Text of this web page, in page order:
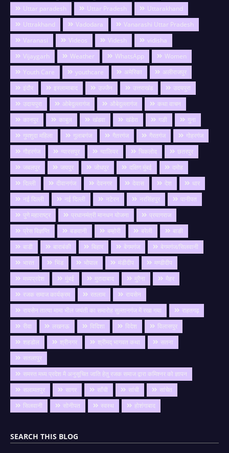
Uttar paradesh
Uttar Pradesh
Uttarakhand
Uttrakhand
Vadodara
Vanarashi Uttar Pradesh
Varanasi
Videos Videsh
vidisha
Vijaygarh
Weather WhatsApp
Women
Youth Care
youthcare अमेरिका
अलीराजपुर
इंदौर
इस्लामाबाद उज्जैन उत्तराखंड
उदयपुरा
उदायपुरा
ओबेदुल्लागंज औबेदुल्लागंज
कथा वाचन
कानपुर
काबुल खंडवा खंडेरा गङी
गुना
गुमशुदा महिला
गुलाबगंज गैतरगंज गैरतगंज
गोहरगंज
गौहरगंज
ग्यारसपुर ग्वालियर चिकलोद
छतरपुर
जबलपुर
जयपुर जोधपुर दक्षिण मुंबई
दमोह
दिल्ली
दीवानगंज देवनगर देवास देश
धार
नई दिल्ली
नई दिल्ली नटेरन नरसिंहपुर
पानीपत
पुणे महाराष्ट्र
प्रधानमंत्री मानधन योजना
प्रयागराज
प्रेस विज्ञप्ति
बङवानी बम्होरी बरेली
बाङी
बाडी
बाराबंकी बिहार बेगमगंज
बेगमगंज/सिलवानी
भारत
भिंड भोपाल मंडीदीप
मण्डीदीप
मध्यप्रदेश
मुंबई मुरादाबाद मुरैना
मैहर
रजक समाज कार्यक्रम
रतलाम
रायसेन
रायसेन तात्या मामा भील जयंती का समारोह सुल्तानगंज में रखा गया
राहतगढ़
रीवा
लखनऊ विदिशा विदेश
विलासपुर
शहडोल
श्रीनगर श्रीमद् भागवत कथा
सतना
सतलापुर
समस्त मध्य प्रदेश मै अनुसूचित जाति हेतु रजक समाज द्वारा कमिश्नर को ज्ञापन
सलामतपुर
सागर साँची सांची
सांचेत
सिलवानी
सोनीपत स्वस्थ होशंगाबाद
SEARCH THIS BLOG